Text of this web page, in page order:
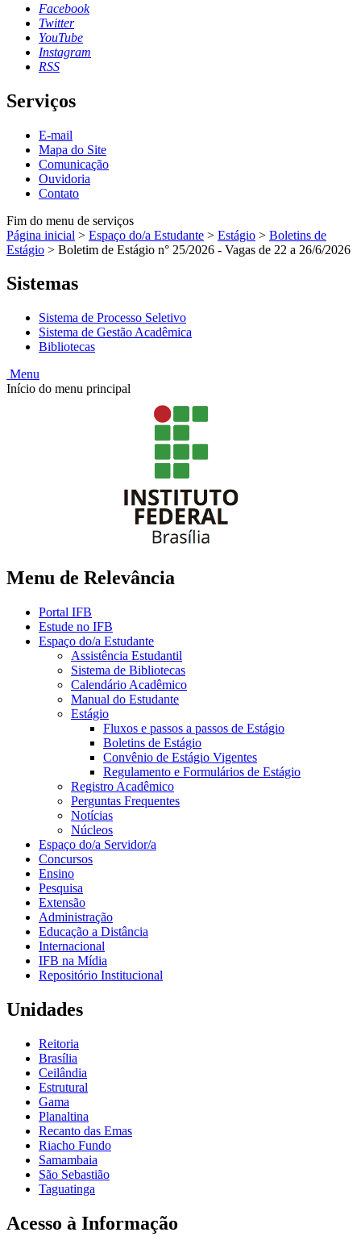
Facebook
Twitter
YouTube
Instagram
RSS
Serviços
E-mail
Mapa do Site
Comunicação
Ouvidoria
Contato
Fim do menu de serviços
Página inicial > Espaço do/a Estudante > Estágio > Boletins de
Estágio > Boletim de Estágio n° 25/2026 - Vagas de 22 a 26/6/2026
Sistemas
Sistema de Processo Seletivo
Sistema de Gestão Acadêmica
Bibliotecas
Menu
Início do menu principal
Menu de Relevância
Portal IFB
Estude no IFB
Espaço do/a Estudante
Assistência Estudantil
Sistema de Bibliotecas
Calendário Acadêmico
Manual do Estudante
Estágio
Fluxos e passos a passos de Estágio
Boletins de Estágio
Convênio de Estágio Vigentes
Regulamento e Formulários de Estágio
Registro Acadêmico
Perguntas Frequentes
Notícias
Núcleos
Espaço do/a Servidor/a
Concursos
Ensino
Pesquisa
Extensão
Administração
Educação a Distância
Internacional
IFB na Mídia
Repositório Institucional
Unidades
Reitoria
Brasília
Ceilândia
Estrutural
Gama
Planaltina
Recanto das Emas
Riacho Fundo
Samambaia
São Sebastião
Taguatinga
Acesso à Informação